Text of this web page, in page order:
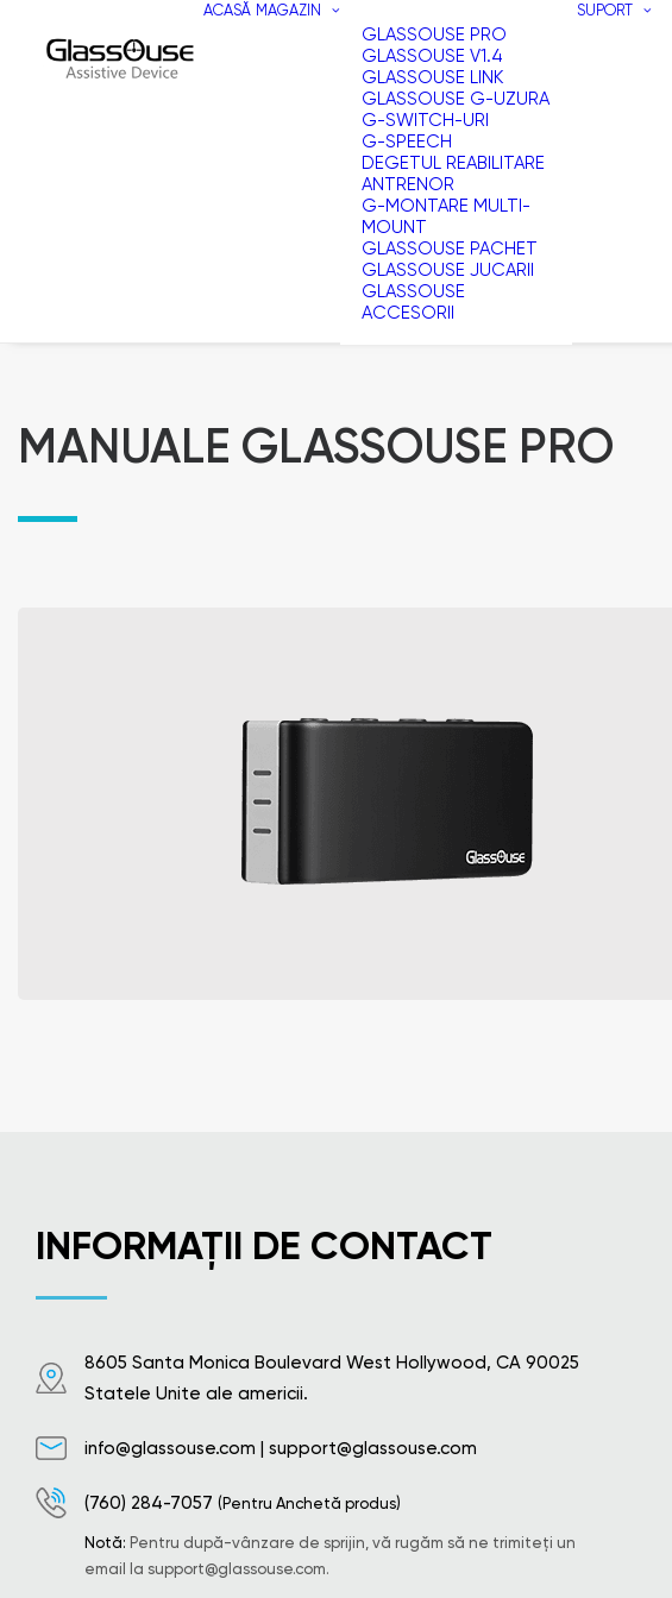
ACASĂ MAGAZIN
GLASSOUSE PRO
GLASSOUSE V1.4
GLASSOUSE LINK
GLASSOUSE G-UZURA
G-SWITCH-URI
G-SPEECH
DEGETUL REABILITARE
ANTRENOR
G-MONTARE MULTI-
MOUNT
GLASSOUSE PACHET
GLASSOUSE JUCARII
GLASSOUSE
ACCESORII
SUPORT
MANUALE GLASSOUSE PRO
INFORMAȚII DE CONTACT
8605 Santa Monica Boulevard West Hollywood, CA 90025
Statele Unite ale americii.
info@glassouse.com | support@glassouse.com
(760) 284-7057 (Pentru Anchetă produs)
Notă: Pentru după-vânzare de sprijin, vă rugăm să ne trimiteți un
email la support@glassouse.com.